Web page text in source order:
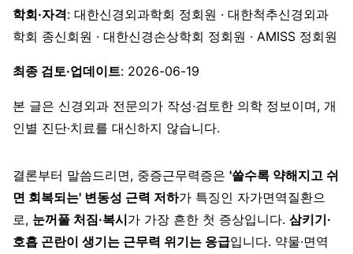
학회·자격: 대한신경외과학회 정회원 · 대한척추신경외과
학회 종신회원 · 대한신경손상학회 정회원 · AMISS 정회원
최종 검토·업데이트: 2026-06-19
본 글은 신경외과 전문의가 작성·검토한 의학 정보이며, 개
인별 진단·치료를 대신하지 않습니다.
결론부터 말씀드리면, 중증근무력증은 '쓸수록 약해지고 쉬
면 회복되는' 변동성 근력 저하가 특징인 자가면역질환으
로, 눈꺼풀 처짐·복시가 가장 흔한 첫 증상입니다. 삼키기·
호흡 곤란이 생기는 근무력 위기는 응급입니다. 약물·면역